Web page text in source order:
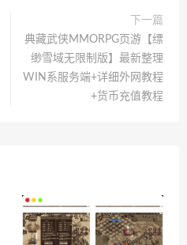
下一篇
典藏武侠MMORPG页游【缥
缈雪域无限制版】最新整理
WIN系服务端+详细外网教程
+货币充值教程